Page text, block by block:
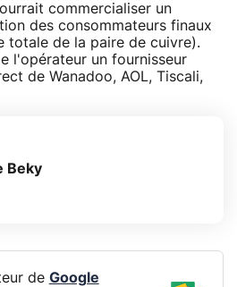
commercialiser un
des consommateurs finaux
totale de la paire de cuivre).
l'opérateur un fournisseur
de Wanadoo, AOL, Tiscali,
Beky
de Google